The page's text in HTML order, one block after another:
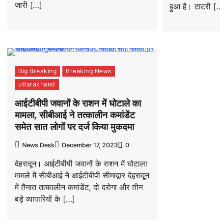
जारी […] हुआ है। टाटरी
Big Breaking
Breaking News
uttarakhand
आईटीबीपी जवानों के राशन में घोटाले का
मामला, सीबीआई ने तत्कालीन कमांडेंट
समेत सात लोगों पर दर्ज किया मुकदमा
News Desk December 17, 2023 0
देहरादून। आईटीबीपी जवानों के राशन में घोटाला
मामले में सीबीआई ने आईटीबीपी सीमाद्वार देहरादून
में तैनात तत्कालीन कमांडेंट, दो दरोगा और तीन
बड़े व्यापारियों के […]